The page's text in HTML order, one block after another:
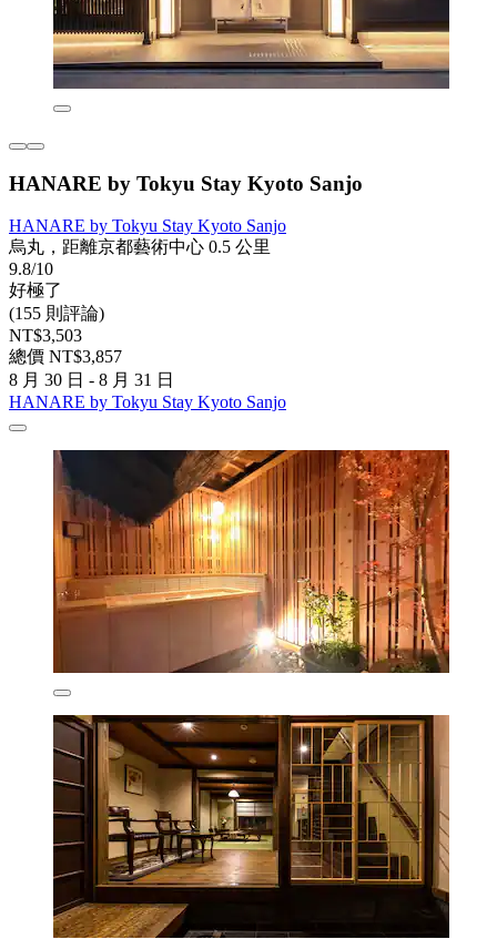
HANARE by Tokyu Stay Kyoto Sanjo
HANARE by Tokyu Stay Kyoto Sanjo
烏丸，距離京都藝術中心 0.5 公里
9.8/10
好極了
(155 則評論)
NT$3,503
總價 NT$3,857
8 月 30 日 - 8 月 31 日
HANARE by Tokyu Stay Kyoto Sanjo